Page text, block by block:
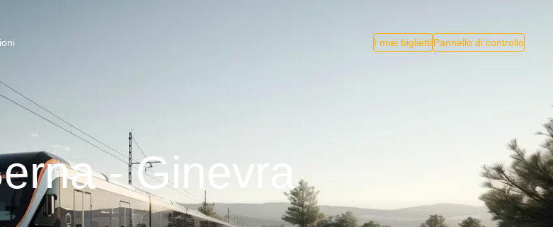
I miei bigliettiPannello di controllo
- Ginevra